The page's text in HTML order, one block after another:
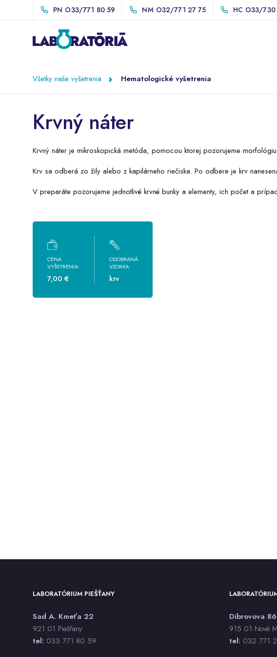
PN O33/771 80 59 NM O32/771 27 75 HC O33/730
Všetky naše vyšetrenia Hematologické vyšetrenia
Krvný náter
Krvný náter je mikroskopická metóda, pomocou ktorej pozorujeme
Krv sa odberá zo žily alebo z kapilárneho riečiska. Po odbere je krv
V preparáte pozorujeme jednotlivé krvné bunky a elementy, ich počet a
CENA
VYŠETRENIA:
7,00 €
ODOBRANÁ
VZORKA:
krv
LABORATÓRIUM PIEŠŤANY
Sad A. Kmeťa 22
921 01 Piešťany
tel: 033 771 80 59
Dibrovova
915 01 Nové
tel: 032 771